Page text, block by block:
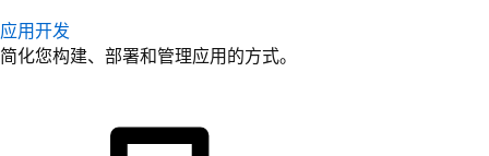
应用开发
简化您构建、部署和管理应用的方式。